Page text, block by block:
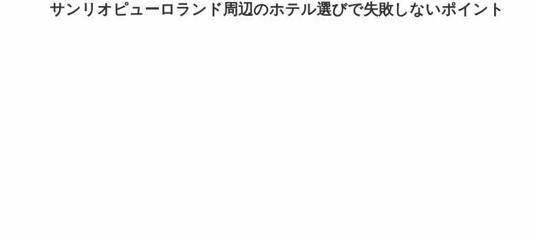
サンリオピューロランド周辺のホテル選びで失敗しないポイント